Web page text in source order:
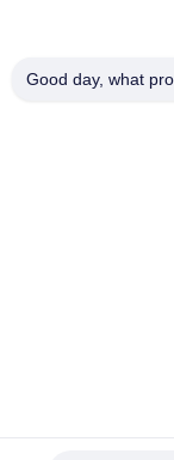
Bad
Good day, what